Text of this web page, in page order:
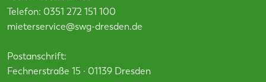
Telefon: 0351 272 151 100
mieterservice@swg-dresden.de
Postanschrift:
Fechnerstraße 15 · 01139 Dresden